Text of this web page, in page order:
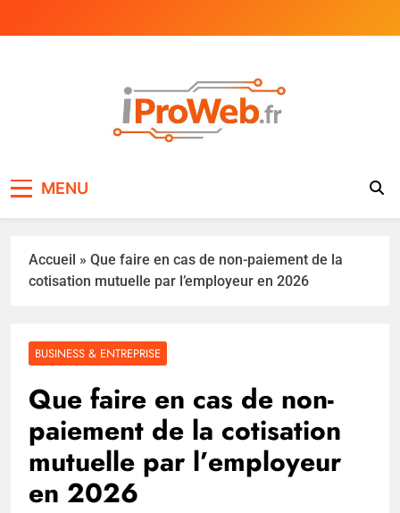
MENU
Accueil » Que faire en cas de non-paiement de la
cotisation mutuelle par l’employeur en 2026
BUSINESS & ENTREPRISE
Que faire en cas de non-
paiement de la cotisation
mutuelle par l’employeur
en 2026